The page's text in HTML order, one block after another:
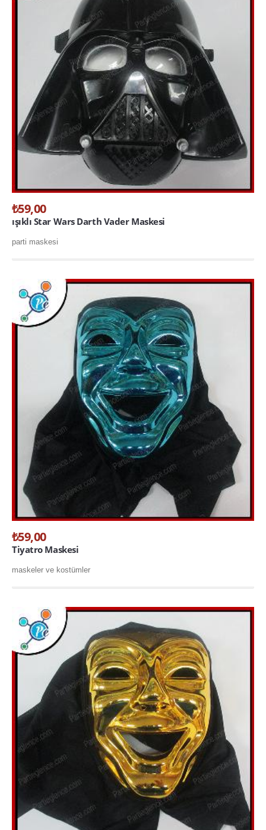
₺59,00
ışıklı Star Wars Darth Vader Maskesi
parti maskesi
₺59,00
Tiyatro Maskesi
maskeler ve kostümler